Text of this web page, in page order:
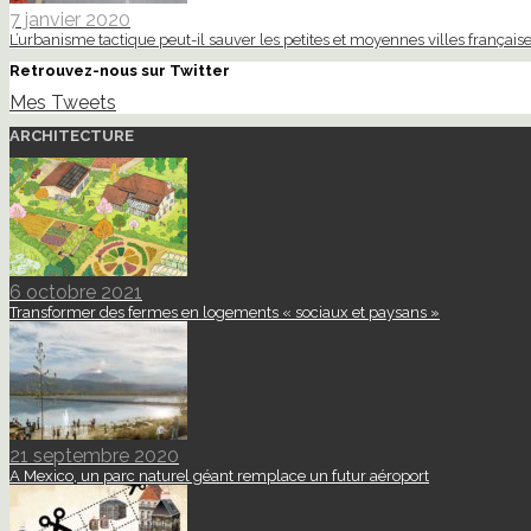
7 janvier 2020
L’urbanisme tactique peut-il sauver les petites et moyennes villes
Retrouvez-nous sur Twitter
Mes Tweets
ARCHITECTURE
6 octobre 2021
Transformer des fermes en logements « sociaux et paysans »
21 septembre 2020
A Mexico, un parc naturel géant remplace un futur aéroport